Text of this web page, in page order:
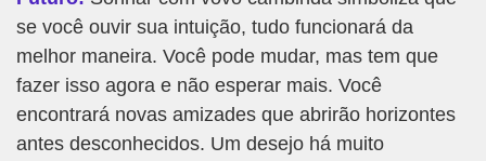
se você ouvir sua intuição, tudo funcionará da
melhor maneira. Você pode mudar, mas tem que
fazer isso agora e não esperar mais. Você
encontrará novas amizades que abrirão horizontes
antes desconhecidos. Um desejo há muito